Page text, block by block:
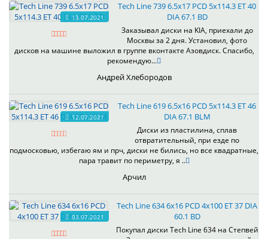
13.07.2021
Tech Line 739 6.5x17 PCD 5x114.3 ET 40
DIA 67.1 BD
Заказывал диски на KIA, приехали до
Москвы за 2 дня. Установил, фото
дисков на машине выложил в группе вконтакте Азовдиск. Спасибо,
рекомендую...
Андрей Хлебородов
12.07.2021
Tech Line 619 6.5x16 PCD 5x114.3 ET 46
DIA 67.1 BLM
Диски из пластилина, сплав
отвратительный, при езде по
подмосковью, избегаю ям и прч, диски не бились, но все квадратные,
пара травит по периметру, я ..
Арчил
03.07.2021
Tech Line 634 6x16 PCD 4x100 ET 37 DIA
60.1 BD
Покупал диски Tech Line 634 на Степвей